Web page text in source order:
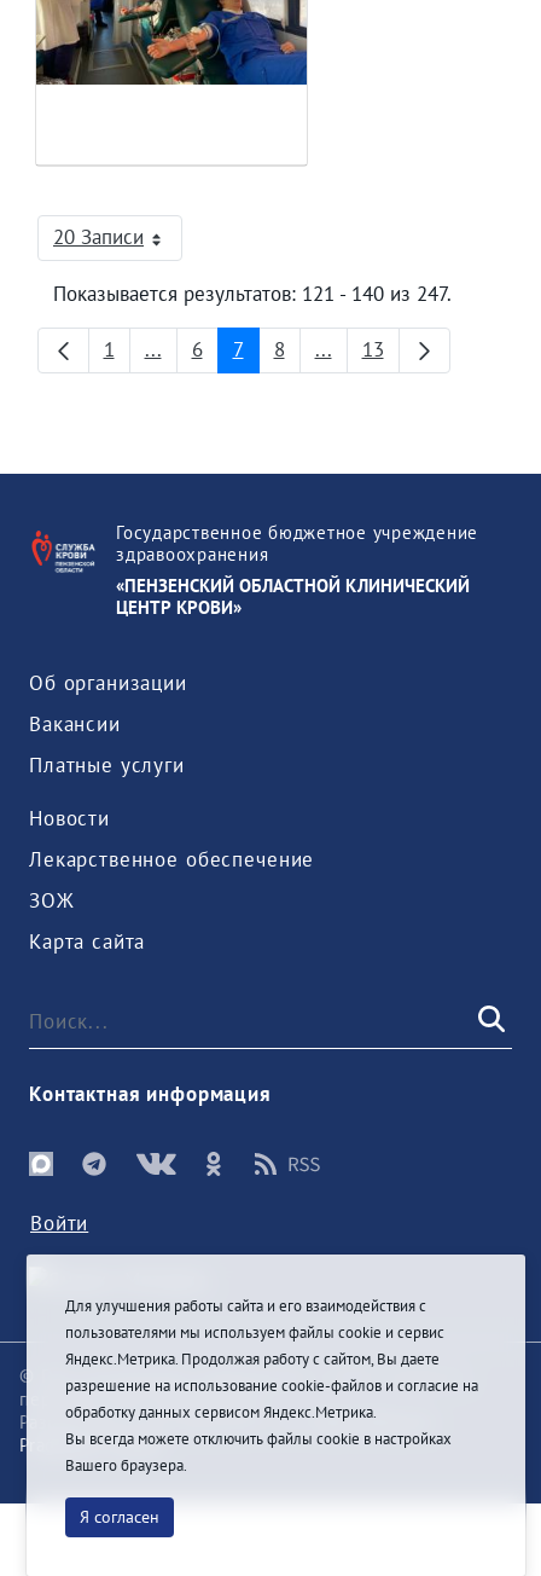
20 ЗаписиНа страницу
Показывается результатов: 121 - 140 из 247.
Страница
1 ...Промежуточные страницы
Страница
6 Страница
7 Страница
8 ...Промежуточные
Страница
13
Государственное бюджетное учреждение
здравоохранения
«ПЕНЗЕНСКИЙ ОБЛАСТНОЙ КЛИНИЧЕСКИЙ
ЦЕНТР КРОВИ»
Об организации
Вакансии
Платные услуги
Новости
Лекарственное обеспечение
ЗОЖ
Карта сайта
Контактная информация
Войти
© При цитировании информации с сайта ссылка на
первоисточник обязательна
Разработка и техподдержка сайта Bars-Penza &
Pragmatic Studio
Для улучшения работы сайта и его взаимодействия с
пользователями мы используем файлы cookie и сервис
Яндекс.Метрика. Продолжая работу с сайтом, Вы даете
разрешение на использование cookie-файлов и согласие на
обработку данных сервисом Яндекс.Метрика.
Вы всегда можете отключить файлы cookie в настройках
Вашего браузера.
Я согласен